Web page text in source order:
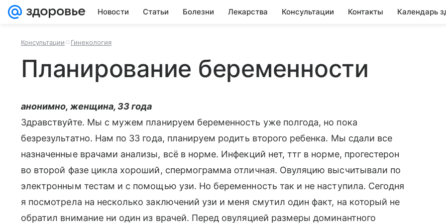
Новости Статьи Болезни Лекарства Консультации Контакты Календарь
Консультации Гинекология
Планирование беременности
анонимно, женщина, 33 года
Здравствуйте. Мы с мужем планируем беременность уже полгода, но пока
безрезультатно. Нам по 33 года, планируем родить второго ребенка. Мы сдали все
назначенные врачами анализы, всё в норме. Инфекций нет, ттг в норме, прогестерон
во второй фазе цикла хороший, спермограмма отличная. Овуляцию высчитывали по
электронным тестам и с помощью узи. Но беременность так и не наступила. Сегодня
я посмотрела на несколько заключений узи и меня смутил один факт, на который не
обратил внимание ни один из врачей. Перед овуляцией размеры доминантного